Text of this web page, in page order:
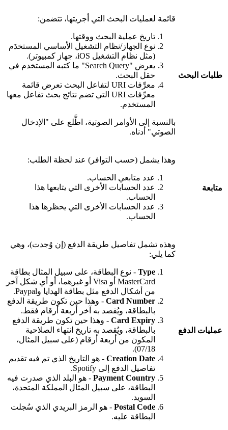
طلبات البحث
قائمة لعمليات البحث التي أجريتها، تتضمن:
تاريخ عملية البحث ووقتها.
نوع الجهاز/نظام التشغيل الأساسي المستخدَم
(مثل نظام التشغيل iOS، جهاز كمبيوتر).
يعرض "Search Query" ما كتبه المستخدم في
حقل البحث.
معرِّفات URI لتفاعل البحث تعرض قائمة
معرِّفات URI التي تضم نتائج بحث تفاعل معها
المستخدم.
بالنسبة إلى الأوامر الصوتية، اطَّلع على "الإدخال
الصوتي" أدناه.
متابعة
وهذا يشمل (حسب التوافر) عند لحظة الطلب:
عدد متابعي الحساب.
عدد الحسابات الأخرى التي يتابعها هذا
الحساب.
عدد الحسابات الأخرى التي يحظرها هذا
الحساب.
عمليات الدفع
وهذه تشمل تفاصيل طريقة الدفع (إن وُجدت)، وهي
كما يلي:
Type - نوع البطاقة، على سبيل المثال بطاقة
MasterCard أو Visa أو غيرهما، أو أي شكل آخر
من أشكال الدفع مثل بطاقة الهدايا وPaypal.
Card Number - وهذا حين تكون طريقة الدفع
بالبطاقة، ويُقصد به آخر أربعة أرقام فقط.
Card Expiry - وهذا حين تكون طريقة الدفع
بالبطاقة، ويُقصد به تاريخ انتهاء الصلاحية
المكون من أربعة أرقام (على سبيل المثال،
07/18).
Creation Date - هو التاريخ الذي تم فيه تقديم
تفاصيل الدفع إلى Spotify.
Payment Country - هو البلد الذي صدرت فيه
البطاقة، على سبيل المثال المملكة المتحدة،
السويد.
Postal Code - هو الرمز البريدي الذي سُجلت
البطاقة عليه.